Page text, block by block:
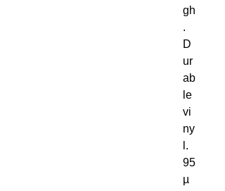
gh
.
D
ur
ab
le
vi
ny
l.
95
µ